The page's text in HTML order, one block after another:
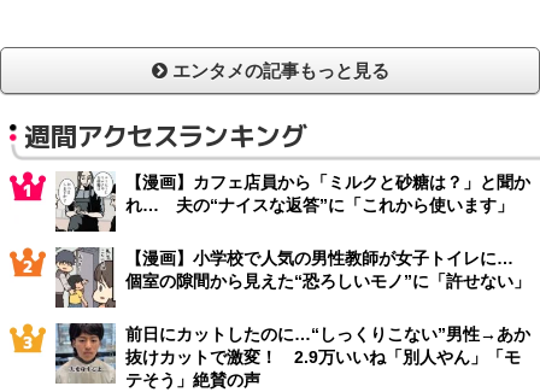
エンタメの記事もっと見る
週間アクセスランキング
【漫画】カフェ店員から「ミルクと砂糖は？」と聞か
れ… 夫の“ナイスな返答”に「これから使います」
【漫画】小学校で人気の男性教師が女子トイレに…
個室の隙間から見えた“恐ろしいモノ”に「許せない」
前日にカットしたのに…“しっくりこない”男性→あか
抜けカットで激変！ 2.9万いいね「別人やん」「モ
テそう」絶賛の声